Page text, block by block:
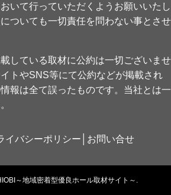
いて行っていただくようお願いいたし
ついても一切責任を問わない事とさせ
している取材に公約は一切ございませ
トやSNS等にて公約などが掲載され
報は全て誤ったものです。当社とは一
イバシーポリシー お問い合せ
～地域密着型優良ホール取材サイト～.